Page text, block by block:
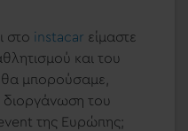
στο instacar είμαστε
και του
θα μπορούσαμε,
διοργάνωση του
της Ευρώπης;